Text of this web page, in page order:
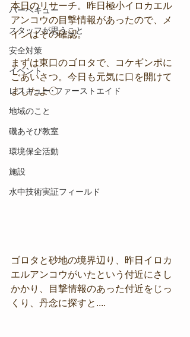
バーベキュー
スタッフが思うこと
安全対策
イベント
レスキュー･ファーストエイド
地域のこと
磯あそび教室
環境保全活動
施設
水中技術実証フィールド
本日のリサーチ。昨日極小イロカエル
アンコウの目撃情報があったので、メ
インはその確認。
まずは東口のゴロタで、コケギンポに
ごあいさつ。今日も元気に口を開けて
ましたよ〇
ゴロタと砂地の境界辺り、昨日イロカ
エルアンコウがいたという付近にさし
かかり、目撃情報のあった付近をじっ
くり、丹念に探すと....